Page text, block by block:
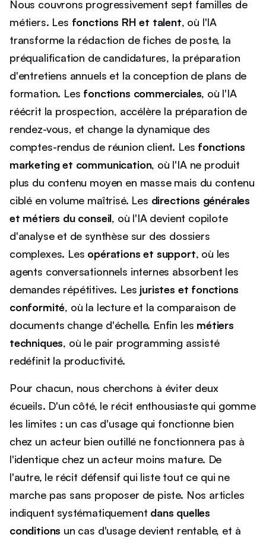
Nous couvrons progressivement sept familles de
métiers. Les fonctions RH et talent, où l'IA
transforme la rédaction de fiches de poste, la
préqualification de candidatures, la préparation
d'entretiens annuels et la conception de plans de
formation. Les fonctions commerciales, où l'IA
réécrit la prospection, accélère la préparation de
rendez-vous, et change la dynamique des
comptes-rendus de réunion client. Les fonctions
marketing et communication, où l'IA ne produit
plus du contenu moyen en masse mais du contenu
ciblé en volume maîtrisé. Les directions générales
et métiers du conseil, où l'IA devient copilote
d'analyse et de synthèse sur des dossiers
complexes. Les opérations et support, où les
agents conversationnels internes absorbent les
demandes répétitives. Les juristes et fonctions
conformité, où la lecture et la comparaison de
documents change d'échelle. Enfin les métiers
techniques, où le pair programming assisté
redéfinit la productivité.
Pour chacun, nous cherchons à éviter deux
écueils. D'un côté, le récit enthousiaste qui gomme
les limites : un cas d'usage qui fonctionne bien
chez un acteur bien outillé ne fonctionnera pas à
l'identique chez un acteur moins mature. De
l'autre, le récit défensif qui liste tout ce qui ne
marche pas sans proposer de piste. Nos articles
indiquent systématiquement dans quelles
conditions un cas d'usage devient rentable, et à